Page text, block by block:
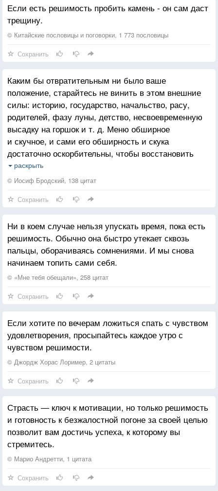
Если есть решимость пробить камень - он сам даст
трещину.
© Китайские пословицы и поговорки, 1 773 пословицы
Сохранить
Каким бы отвратительным ни было ваше
положение, старайтесь не винить в этом внешние
силы: историю, государство, начальство, расу,
родителей, фазу луны, детство, несвоевременную
высадку на горшок и т. д. Меню обширное
и скучное, и сами его обширность и скука
достаточно оскорбительны, чтобы восстановить
разум против пользования им. В момент, когда вы
возлагаете вину на что-то, вы подрываете
раскрыть
© Иосиф Бродский, 138 цитат
Сохранить
Ни в коем случае нельзя упускать время, пока есть
решимость. Обычно она быстро утекает сквозь
пальцы, оборачиваясь сомнениями. И мы снова
начинаем топить сами себя.
© «Мне тебя обещали», 258 цитат
Сохранить
Если хотите по вечерам ложиться спать с чувством
удовлетворения, просыпайтесь каждое утро с
чувством решимости.
© Джордж Хорас Лоример, 2 цитаты
Сохранить
Страсть — ключ к мотивации, но только решимость
и готовность к безжалостной погоне за своей целью
позволит вам достичь успеха, к которому вы
стремитесь.
© Марио Андретти, 1 цитата
Сохранить